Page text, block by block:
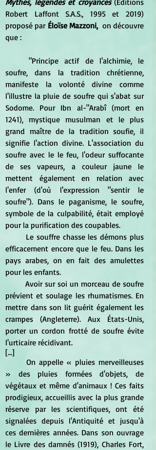
Mythes, légendes et croyances (Éditions
Robert Laffont S.A.S., 1995 et 2019)
proposé par Éloïse Mazzoni, on découvre
que :
	"Principe actif de l'alchimie, le
soufre, dans la tradition chrétienne,
manifeste la volonté divine comme
l'illustre la pluie de soufre qui s'abat sur
Sodome. Pour Ibn al-"Arabî (mort en
1241), mystique musulman et le plus
grand maître de la tradition soufie, il
signifie l'action divine. L'association du
soufre avec le le feu, l'odeur suffocante
de ses vapeurs, a couleur jaune le
mettent également en relation avec
l'enfer (d'où l'expression "sentir le
soufre"). Dans le paganisme, le soufre,
symbole de la culpabilité, était employé
pour la purification des coupables.
efficacement encore que le feu. Dans les
pays arabes, on en fait des amulettes
pour les enfants.
prévient et soulage les rhumatismes. En
mettre dans son lit guérit également les
crampes (Angleterre). Aux États-Unis,
porter un cordon frotté de soufre évite
l'urticaire récidivant.
[...]
» des pluies formées d'objets, de
végétaux et même d'animaux ! Ces faits
prodigieux, accueillis avec la plus grande
réserve par les scientifiques, ont été
signalées depuis l'Antiquité et jusqu'à
ces dernières années. Dans son ouvrage
le Livre des damnés (1919), Charles Fort,